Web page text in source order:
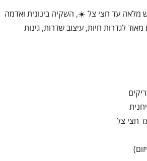
מלאה עד חצי צל ☀️, השקיה בינונית ואדמה
לגדרות חיות, עיצוב שדרות, גינות
חצי צל